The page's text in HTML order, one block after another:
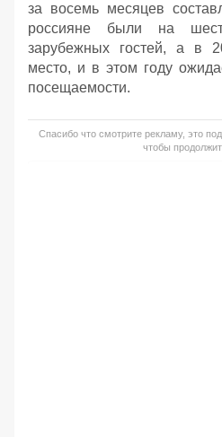
за восемь месяцев
россияне были на
зарубежных гостей, а в
место, и в этом году
посещаемости.
Спасибо что смотрите рекламу, это
чтобы